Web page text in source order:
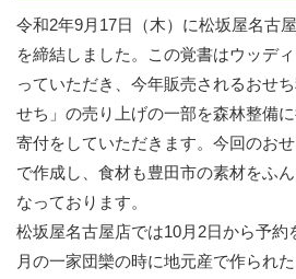
令和2年9月17日（木）に松坂屋名古
を締結しました。この覚書はウッデ
っていただき、今年販売されるおせ
せち」の売り上げの一部を森林整備
寄付をしていただきます。今回のお
で作成し、食材も豊田市の素材をふ
なっております。
松坂屋名古屋店では10月2日から予約
月の一家団欒の時に地元産で作られ